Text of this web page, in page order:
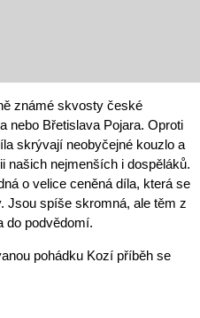
známé skvosty české
nebo Břetislava Pojara. Oproti
skrývají neobyčejné kouzlo a
našich nejmenších i dospěláků.
o velice ceněná díla, která se
Jsou spíše skromná, ale těm z
do podvědomí.
pohádku Kozí příběh se